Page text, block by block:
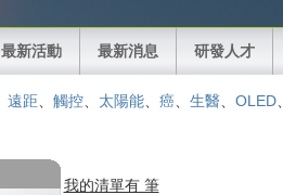
最新活動 最新消息 研發人才
遠距、 觸控、 太陽能、 癌、 生醫、 OLED
我的清單有 筆